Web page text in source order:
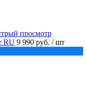
просмотр
RU 9 990 руб. / шт